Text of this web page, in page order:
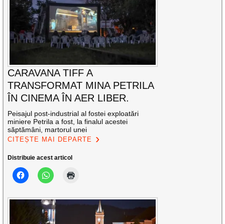
CARAVANA TIFF A
TRANSFORMAT MINA PETRILA
ÎN CINEMA ÎN AER LIBER.
Peisajul post-industrial al fostei exploatări
miniere Petrila a fost, la finalul acestei
săptămâni, martorul unei
CITEȘTE MAI DEPARTE
Distribuie acest articol